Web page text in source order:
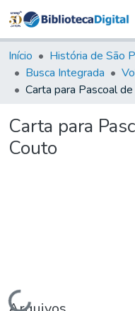
Início História de São
Busca Integrada
Carta para
Couto
Carregando...